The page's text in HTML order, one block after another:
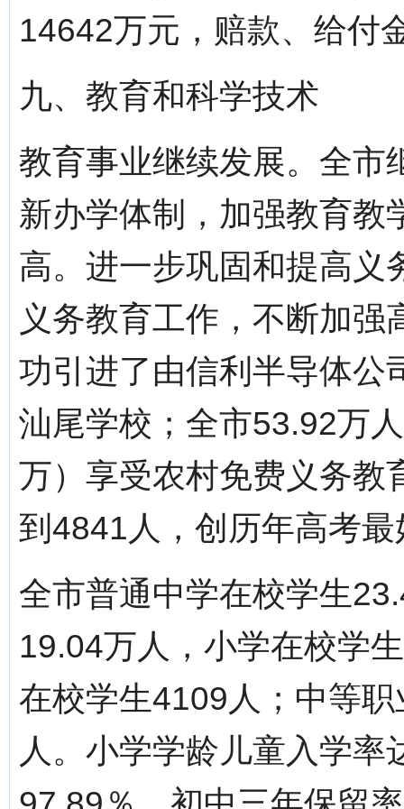
14642万元，赔款、给付
九、教育和科学技术
教育事业继续发展。全市
新办学体制，加强教育教
高。进一步巩固和提高义
义务教育工作，不断加
功引进了由信利半导体公
汕尾学校；全市53.92万
万）享受农村免费义务教
到4841人，创历年高考
全市普通中学在校学生
19.04万人，小学在校学
在校学生4109人；中等
人。小学学龄儿童入学